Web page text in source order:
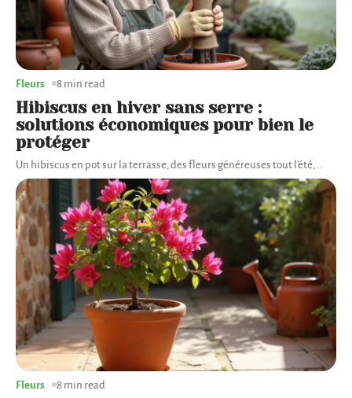
Hibiscus en hiver sans serre :
solutions économiques pour bien le
protéger
Un hibiscus en pot sur la terrasse, des fleurs généreuses tout l'été,
Fleurs 8 min read
Fleurs 8 min read